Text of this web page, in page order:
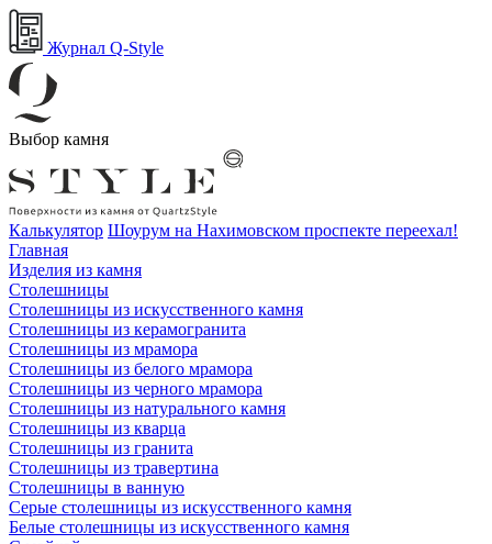
Журнал Q-Style
Выбор камня
Калькулятор Шоурум на Нахимовском проспекте переехал!
Главная
Изделия из камня
Столешницы
Столешницы из искусственного камня
Столешницы из керамогранита
Столешницы из мрамора
Столешницы из белого мрамора
Столешницы из черного мрамора
Столешницы из натурального камня
Столешницы из кварца
Столешницы из гранита
Столешницы из травертина
Столешницы в ванную
Серые столешницы из искусственного камня
Белые столешницы из искусственного камня